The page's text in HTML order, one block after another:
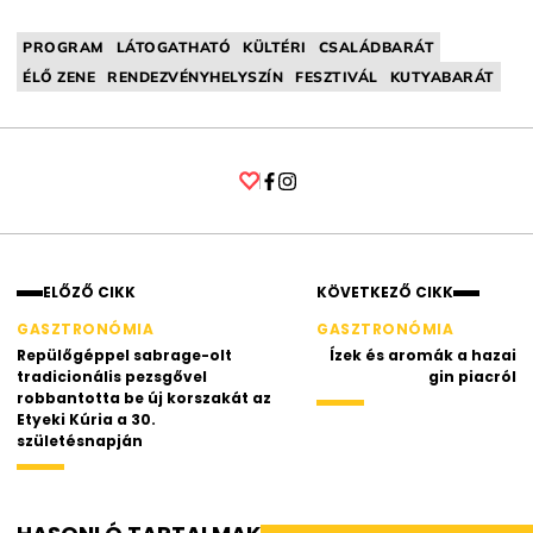
PROGRAM LÁTOGATHATÓ KÜLTÉRI
CSALÁDBARÁT
ÉLŐ ZENE
RENDEZVÉNYHELYSZÍN FESZTIVÁL KUTYABARÁT
ELŐZŐ CIKK
GASZTRONÓMIA
Repülőgéppel sabrage-olt
tradicionális pezsgővel
robbantotta be új korszakát az
Etyeki Kúria a 30.
születésnapján
KÖVETKEZŐ CIKK
GASZTRONÓMIA
Ízek és aromák a hazai
gin piacról